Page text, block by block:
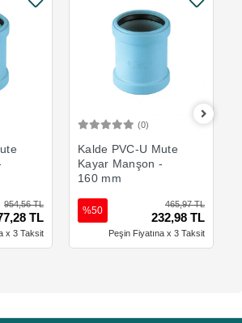
954,56 TL
TL
x 3 Taksit
(0)
Kalde PVC-U Mute
Kayar Manşon -
160 mm
465,97 TL
232,98 TL
%50
Peşin Fiyatına x 3 Taksit